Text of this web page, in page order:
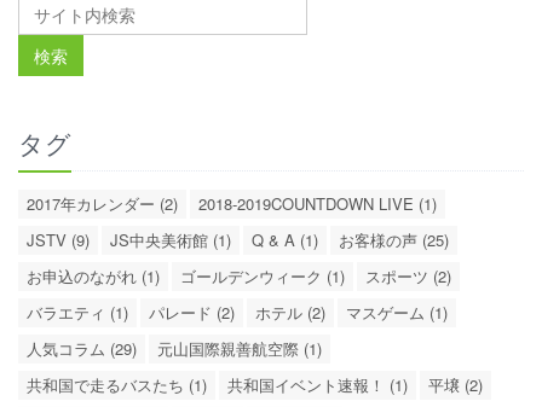
タグ
2017年カレンダー (2)
2018-2019COUNTDOWN LIVE (1)
JSTV (9)
JS中央美術館 (1) Q & A (1)
お客様の声 (25)
お申込のながれ (1)
ゴールデンウィーク (1)
スポーツ (2)
バラエティ (1)
パレード (2) ホテル (2)
マスゲーム (1)
人気コラム (29)
元山国際親善航空際 (1)
共和国で走るバスたち (1)
共和国イベント速報！ (1)
平壌 (2)